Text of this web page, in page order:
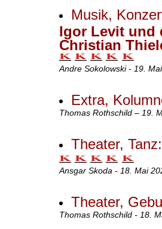
Musik,
Igor Levit und
Christian
Andre Sokolowski - 19.
Extra,
Thomas Rothschild – 19.
Theater,
Ansgar Skoda - 18. Mai
Theater,
Thomas Rothschild - 18.